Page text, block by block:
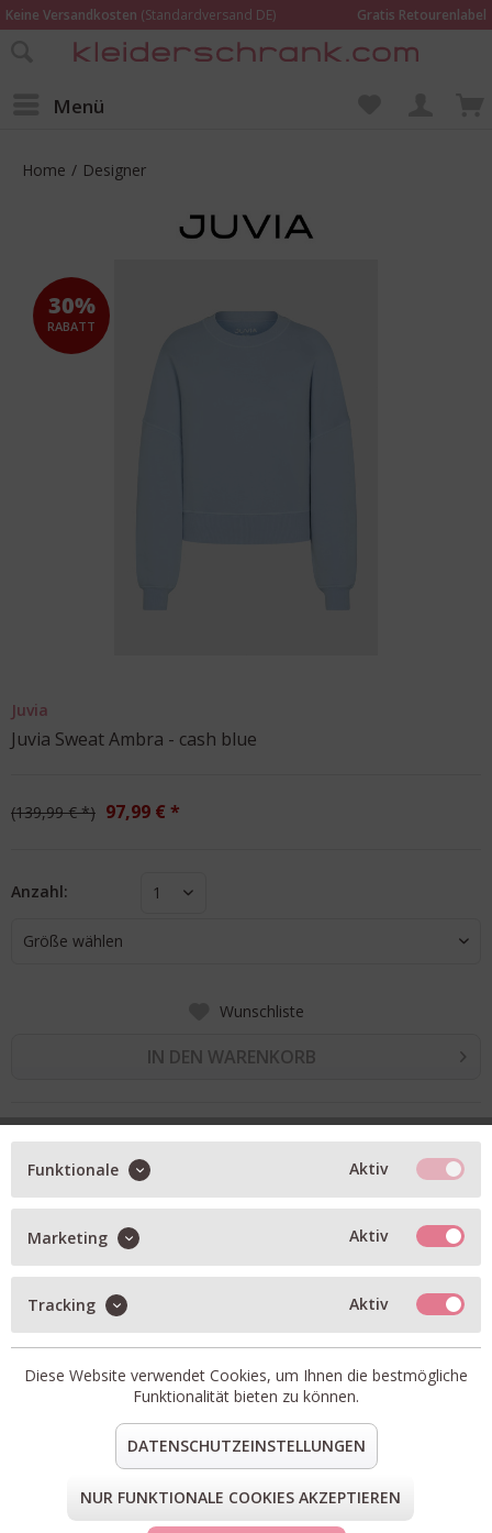
Keine Versandkosten (Standardversand DE)
Gratis Retourenlabel
Online bestellen – im Geschäft in Kempen anprobieren und beraten lassen
Menü
Home / Designer
30%
RABATT
Juvia
Juvia Sweat Ambra - cash blue
139,99 € * 97,99 € *
Anzahl: 1
Größe wählen
Wunschliste
IN DEN WARENKORB
BESCHREIBUNG
Sweat Ambra in cash blue
Rundhalsausschnit
weiter Arm
Bündchen an Ärmeln und Saum
relaxed Fit
Material:
70% Baumwolle, 30% Modal
teilen
pin it mail teilen
FORM & GRÖSSE
Funktionale Aktiv
Marketing Aktiv
Tracking Aktiv
Diese Website verwendet Cookies, um Ihnen die bestmögliche
Funktionalität bieten zu können.
DATENSCHUTZEINSTELLUNGEN
NUR FUNKTIONALE COOKIES AKZEPTIEREN